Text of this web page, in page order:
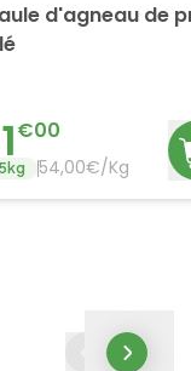
d'agneau de
€00
kg 54,00€/Kg